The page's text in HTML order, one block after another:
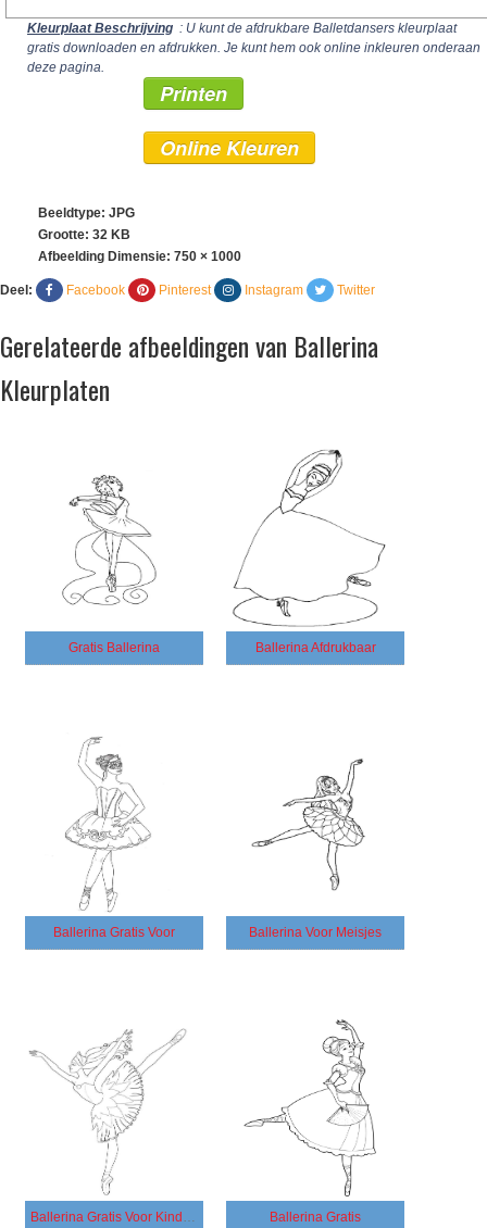
Kleurplaat Beschrijving : U kunt de afdrukbare Balletdansers kleurplaat
gratis downloaden en afdrukken. Je kunt hem ook online inkleuren onderaan
deze pagina.
Printen
Online Kleuren
Beeldtype: JPG
Grootte: 32 KB
Afbeelding Dimensie: 750 × 1000
Deel: Facebook Pinterest Instagram Twitter
Gerelateerde afbeeldingen van Ballerina
Kleurplaten
Gratis Ballerina Ballerina Afdrukbaar
Ballerina Gratis Voor Ballerina Voor Meisjes
Ballerina Gratis Voor Kinderen Ballerina Gratis